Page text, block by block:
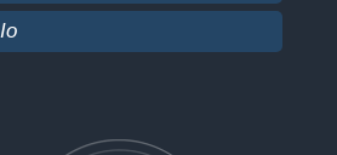
Io